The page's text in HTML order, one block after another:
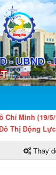
(19/5/
Động Lực
Thay